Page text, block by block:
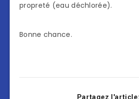
propreté (eau déchlorée).
Bonne chance.
Partagez l'article: